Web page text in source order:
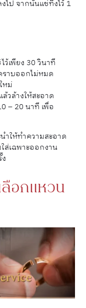
ไป จากนั้นแช่ทิ้งไว้ 1
ว้เพียง 30 วินาที
าบออกไม่หมด
หม่
วล้างให้สะอาด
– 20 นาที เพื่อ
ำให้ทำความสะอาด
เฉพาะออกงาน
อกแหวน